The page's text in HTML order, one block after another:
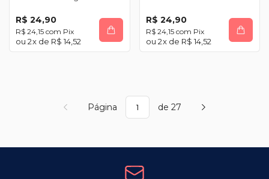
R$ 24,90
R$ 24,15 com Pix
2x de R$ 14,52
R$ 24,90
R$ 24,15 com Pix
2x de R$ 14,52
Página de 27